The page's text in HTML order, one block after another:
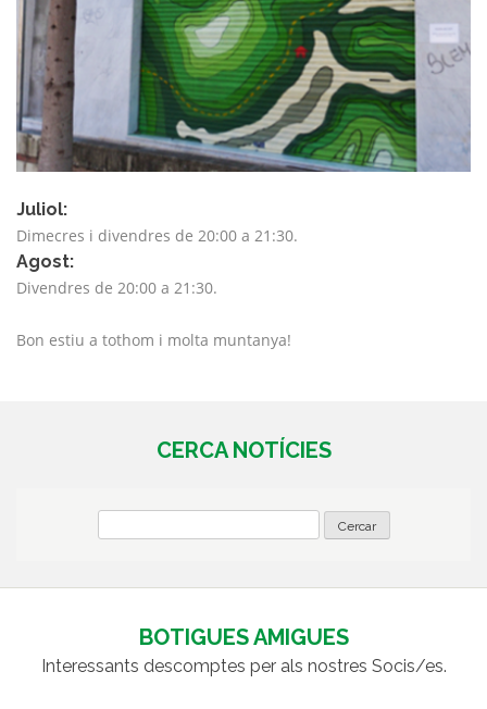
Juliol:
Dimecres i divendres de 20:00 a 21:30.
Agost:
Divendres de 20:00 a 21:30.
Bon estiu a tothom i molta muntanya!
CERCA NOTÍCIES
BOTIGUES AMIGUES
Interessants descomptes per als nostres Socis/es.